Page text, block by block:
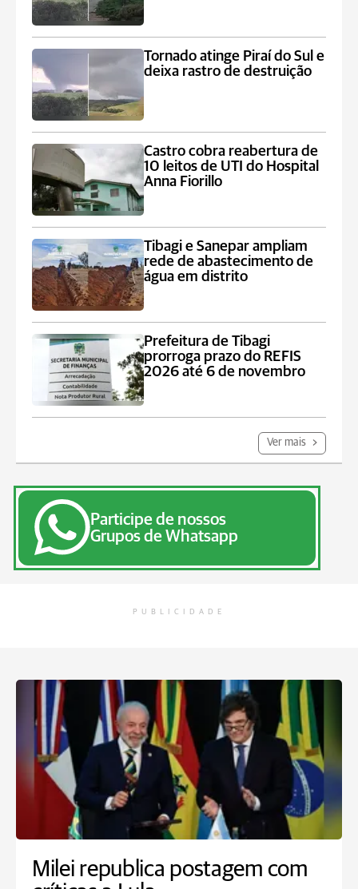
Tornado atinge Piraí do Sul e
deixa rastro de destruição
Castro cobra reabertura de
10 leitos de UTI do Hospital
Anna Fiorillo
Tibagi e Sanepar ampliam
rede de abastecimento de
água em distrito
Prefeitura de Tibagi
prorroga prazo do REFIS
2026 até 6 de novembro
Ver mais
Participe de nossos
Grupos de Whatsapp
PUBLICIDADE
Milei republica postagem com